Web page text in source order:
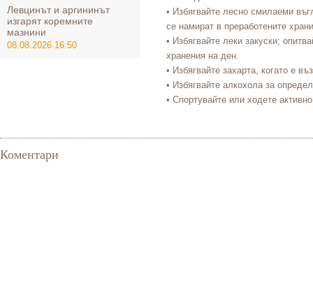
• Избягвайте лесно смилаеми
се намират в преработените
• Избягвайте леки закуски;
хранения на ден.
• Избягвайте захарта, когато е
• Избягвайте алкохола за
• Спортувайте или ходете
Левцинът и аргининът
изгарят коремните
мазнини
08.08.2026 16:50
Коментари